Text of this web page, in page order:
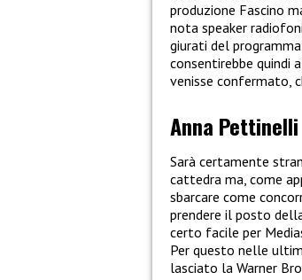
produzione Fascino
nota speaker
giurati del
consentirebbe quindi
venisse confermato,
Anna
Sarà certamente
cattedra ma, come
sbarcare come
prendere il posto
certo facile per
Per questo nelle
lasciato la Warner